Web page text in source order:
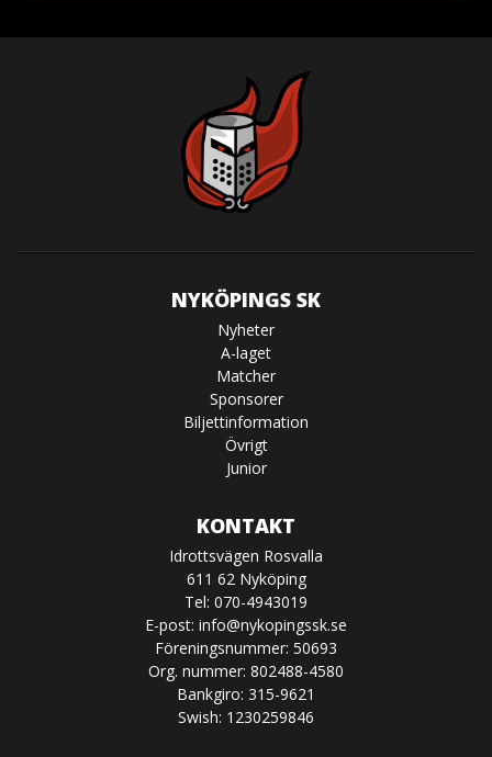
NYKÖPINGS SK
Nyheter
A-laget
Matcher
Sponsorer
Biljettinformation
Övrigt
Junior
KONTAKT
Idrottsvägen Rosvalla
611 62 Nyköping
Tel: 070-4943019
E-post: info@nykopingssk.se
Föreningsnummer: 50693
Org. nummer: 802488-4580
Bankgiro: 315-9621
Swish: 1230259846